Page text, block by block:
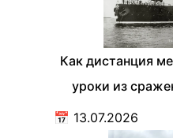
Как дистанция
уроки из
📅 13.07.2026